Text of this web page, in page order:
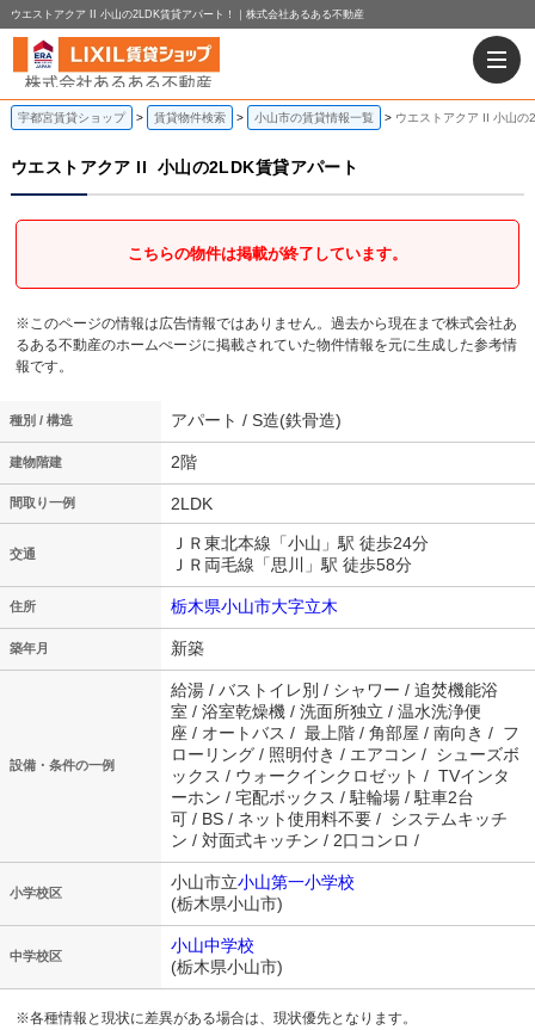
ウエストアクア II 小山の2LDK賃貸アパート！｜株式会社あるある不動産
宇都宮賃貸ショップ 賃貸物件検索 小山市の賃貸情報一覧 ウエストアクア II 小山の
ウエストアクア II 小山の2LDK賃貸アパート
こちらの物件は掲載が終了しています。
※このページの情報は広告情報ではありません。過去から現在まで株式会社あ
るある不動産のホームぺージに掲載されていた物件情報を元に生成した参考情
報です。
種別 / 構造 アパート / S造(鉄骨造)
建物階建 2階
間取り一例 2LDK
交通
ＪＲ東北本線「小山」駅 徒歩24分
ＪＲ両毛線「思川」駅 徒歩58分
住所 栃木県小山市大字立木
築年月 新築
設備・条件の一例
給湯 / バストイレ別 / シャワー / 追焚機能浴
室 / 浴室乾燥機 / 洗面所独立 / 温水洗浄便
座 / オートバス / 最上階 / 角部屋 / 南向き / フ
ローリング / 照明付き / エアコン / シューズボ
ックス / ウォークインクロゼット / TVインタ
ーホン / 宅配ボックス / 駐輪場 / 駐車2台
可 / BS / ネット使用料不要 / システムキッチ
ン / 対面式キッチン / 2口コンロ /
小学校区
小山市立小山第一小学校
(栃木県小山市)
中学校区
小山中学校
(栃木県小山市)
※各種情報と現状に差異がある場合は、現状優先となります。